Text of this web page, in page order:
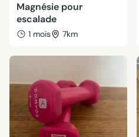
Magnésie pour
escalade
1 mois 7km